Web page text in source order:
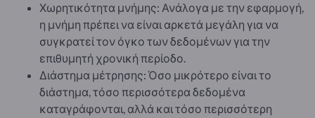
Χωρητικότητα μνήμης: Ανάλογα με την εφαρμογή,
η μνήμη πρέπει να είναι αρκετά μεγάλη για να
συγκρατεί τον όγκο των δεδομένων για την
επιθυμητή χρονική περίοδο.
Διάστημα μέτρησης: Όσο μικρότερο είναι το
διάστημα, τόσο περισσότερα δεδομένα
καταγράφονται, αλλά και τόσο περισσότερη